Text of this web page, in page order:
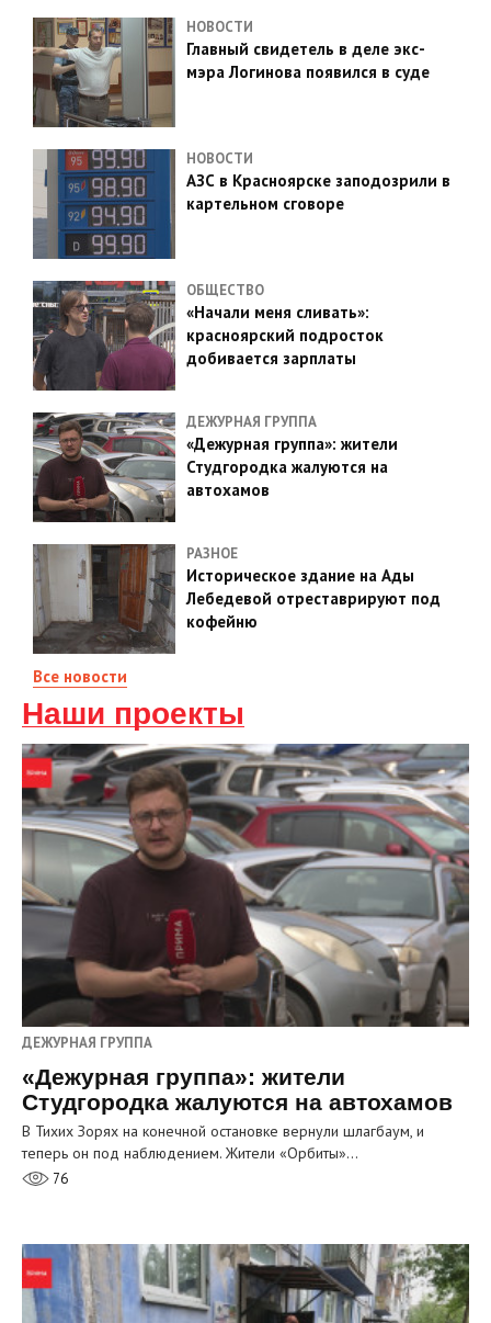
НОВОСТИ
Главный свидетель в деле экс-
мэра Логинова появился в суде
НОВОСТИ
АЗС в Красноярске заподозрили в
картельном сговоре
ОБЩЕСТВО
«Начали меня сливать»:
красноярский подросток
добивается зарплаты
ДЕЖУРНАЯ ГРУППА
«Дежурная группа»: жители
Студгородка жалуются на
автохамов
РАЗНОЕ
Историческое здание на Ады
Лебедевой отреставрируют под
кофейню
Все новости
Наши проекты
ДЕЖУРНАЯ ГРУППА
«Дежурная группа»: жители
Студгородка жалуются на автохамов
В Тихих Зорях на конечной остановке вернули шлагбаум, и
теперь он под наблюдением. Жители «Орбиты»…
76